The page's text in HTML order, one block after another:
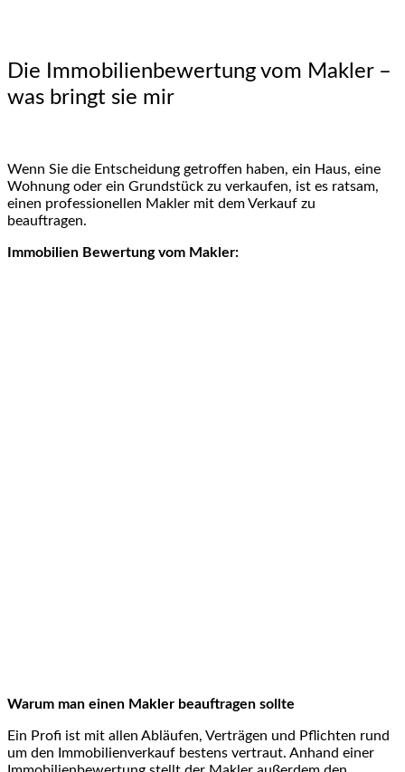
Die Immobilienbewertung vom Makler –
was bringt sie mir
Wenn Sie die Entscheidung getroffen haben, ein Haus, eine
Wohnung oder ein Grundstück zu verkaufen, ist es ratsam,
einen professionellen Makler mit dem Verkauf zu
beauftragen.
Immobilien Bewertung vom Makler:
Warum man einen Makler beauftragen sollte
Ein Profi ist mit allen Abläufen, Verträgen und Pflichten rund
um den Immobilienverkauf bestens vertraut. Anhand einer